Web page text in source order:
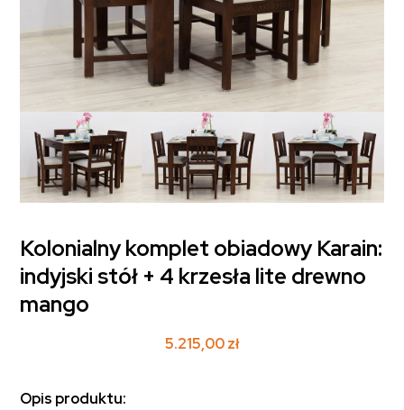
Kolonialny komplet obiadowy Karain:
indyjski stół + 4 krzesła lite drewno
mango
5.215,00zł
Opis produktu: